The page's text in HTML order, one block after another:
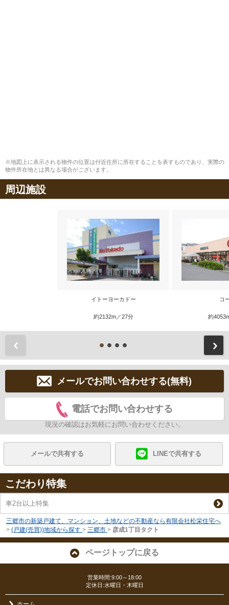
※地図上に表示される物件の位置は付近住所に所在することを表すものであり、実際の
物件所在地とは異なる場合がございます。
周辺施設
イトーヨーカドー
約2132m／27分
コ
約
メールでお問い合わせする(無料)
電話でお問い合わせする
現況の確認はお気軽にお問い合わせください。
メールで共有する LINEで共有する
こだわり特集
車2台以上特集
三郷市の新築戸建て、マンション、土地などの不動産なら有限会社松栄住宅へ
> (戸建(売買))地域から探す > 三郷市 > 彦成1丁目タクト
ページトップに戻る
営業時間:9:00～18:00
定休日:水曜日・木曜日